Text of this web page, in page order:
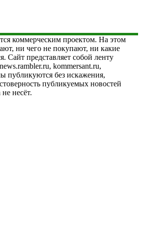
коммерческим проектом. На этом
ни чего не покупают, ни какие
Сайт представляет собой ленту
kommersant.ru,
публикуются без искажения,
публикуемых новостей
несёт.